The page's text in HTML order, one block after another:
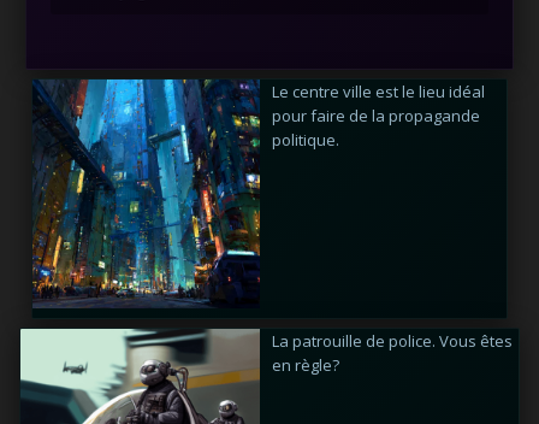
Le centre ville est le lieu idéal
pour faire de la propagande
politique.
La patrouille de police. Vous êtes
en règle?